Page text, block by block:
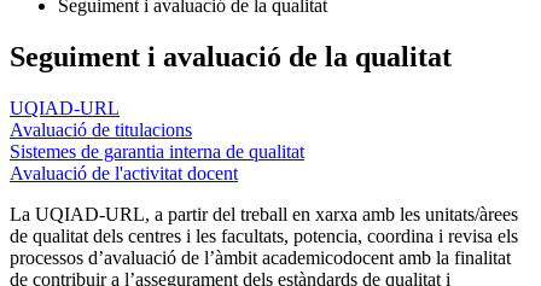
Seguiment i avaluació de la qualitat
Seguiment i avaluació de la qualitat
UQIAD-URL
Avaluació de titulacions
Sistemes de garantia interna de qualitat
Avaluació de l'activitat docent
La UQIAD-URL, a partir del treball en xarxa amb les unitats/àrees
de qualitat dels centres i les facultats, potencia, coordina i revisa els
processos d’avaluació de l’àmbit academicodocent amb la finalitat
de contribuir a l’assegurament dels estàndards de qualitat i